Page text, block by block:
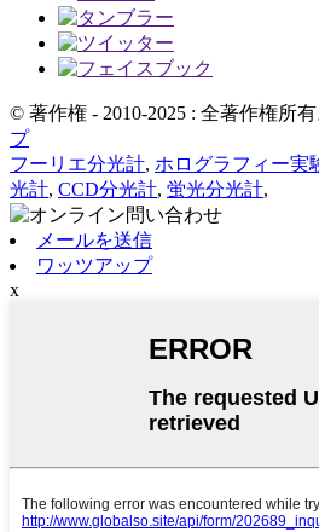
© 著作権 - 2010-2025 : 全著作権所有
プ
フーリエ分光計, ホログラフィー実
光計, CCD分光計, 蛍光分光計,
メールを送信
ワッツアップ
x